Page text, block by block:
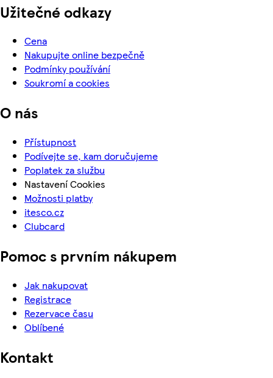
Užitečné odkazy
Cena
Nakupujte online bezpečně
Podmínky používání
Soukromí a cookies
O nás
Přístupnost
Podívejte se, kam doručujeme
Poplatek za službu
Nastavení Cookies
Možnosti platby
itesco.cz
Clubcard
Pomoc s prvním nákupem
Jak nakupovat
Registrace
Rezervace času
Oblíbené
Kontakt